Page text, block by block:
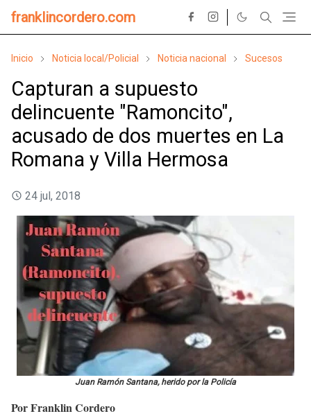
franklincordero.com
Inicio Noticia local/Policial Noticia nacional Sucesos
Capturan a supuesto
delincuente "Ramoncito",
acusado de dos muertes en La
Romana y Villa Hermosa
24 jul, 2018
Juan Ramón Santana, herido por la Policía
Por Franklin Cordero